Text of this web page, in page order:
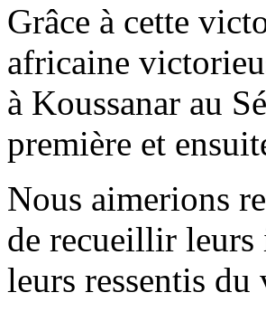
Grâce à cette
africaine
à Koussanar au
première et
Nous aimerions
de recueillir leurs
leurs ressentis du